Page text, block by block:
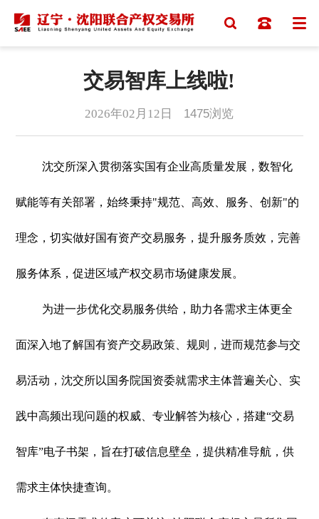
交易智库上线啦!
2026年02月12日 1475浏览
沈交所深入贯彻落实国有企业高质量发展，数智化
赋能等有关部署，始终秉持"规范、高效、服务、创新"的
理念，切实做好国有资产交易服务，提升服务质效，完善
服务体系，促进区域产权交易市场健康发展。
为进一步优化交易服务供给，助力各需求主体更全
面深入地了解国有资产交易政策、规则，进而规范参与交
易活动，沈交所以国务院国资委就需求主体普遍关心、实
践中高频出现问题的权威、专业解答为核心，搭建“交易
智库”电子书架，旨在打破信息壁垒，提供精准导航，供
需求主体快捷查询。